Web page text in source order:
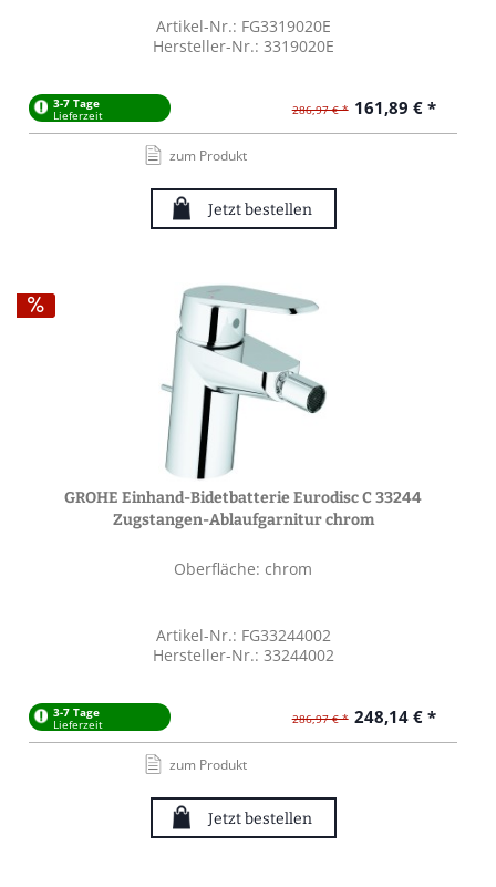
Artikel-Nr.: FG3319020E
Hersteller-Nr.: 3319020E
3-7 Tage
Lieferzeit 286,97 € * 161,89 € *
zum Produkt
Jetzt bestellen
GROHE Einhand-Bidetbatterie Eurodisc C 33244
Zugstangen-Ablaufgarnitur chrom
Oberfläche: chrom
Artikel-Nr.: FG33244002
Hersteller-Nr.: 33244002
3-7 Tage
Lieferzeit 286,97 € * 248,14 € *
zum Produkt
Jetzt bestellen